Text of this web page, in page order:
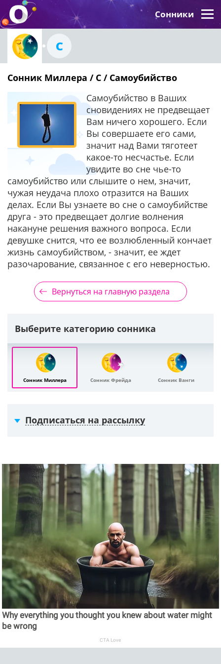
Сонники
С
Сонник Миллера / С / Самоубийство
Самоубийство в Ваших
сновидениях не предвещает
Вам ничего хорошего. Если
Вы совершаете его сами,
значит над Вами тяготеет
какое-то несчастье. Если
увидите во сне чье-то
самоубийство или слышите о нем, значит,
чужая неудача плохо отразится на Ваших
делах. Если Вы узнаете во сне о самоубийстве
друга - это предвещает долгие волнения
накануне решения важного вопроса. Если
девушке снится, что ее возлюбленный кончает
жизнь самоубийством, - значит, ее ждет
разочарование, связанное с его неверностью.
Вернуться на главную раздела
Выберите категорию сонника
Сонник Миллера Сонник Фрейда Сонник Ванги
Подписаться на рассылку
Why everything you thought you knew about water might
be wrong
CTA Love